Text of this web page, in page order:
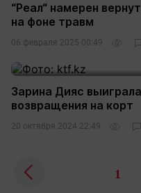
“Реал“ намерен
на фоне травм
06 февраля 2025 00:49
Зарина Дияс
возвращения на корт
20 октября 2024 22:49
1